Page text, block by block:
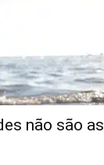
não são as